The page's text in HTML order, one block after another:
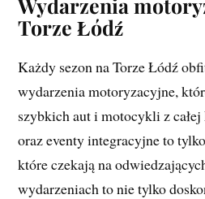
Torze Łódź
Każdy sezon na Torze Łódź
wydarzenia motoryzacyjne,
szybkich aut i motocykli z
oraz eventy integracyjne to
które czekają na
wydarzeniach to nie tylko